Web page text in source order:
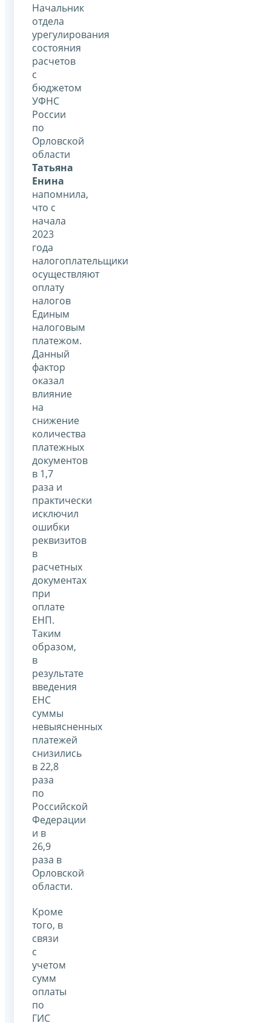
Начальник
отдела
урегулирования
состояния
расчетов
с
бюджетом
УФНС
России
по
Орловской
области
Татьяна
Енина
напомнила,
что с
начала
2023
года
налогоплательщики
осуществляют
оплату
налогов
Единым
налоговым
платежом.
Данный
фактор
оказал
влияние
на
снижение
количества
платежных
документов
в 1,7
раза и
практически
исключил
ошибки
реквизитов
в
расчетных
документах
при
оплате
ЕНП.
Таким
образом,
в
результате
введения
ЕНС
суммы
невыясненных
платежей
снизились
в 22,8
раза
по
Российской
Федерации
и в
26,9
раза в
Орловской
области.
Кроме
того, в
связи
с
учетом
сумм
оплаты
по
ГИС